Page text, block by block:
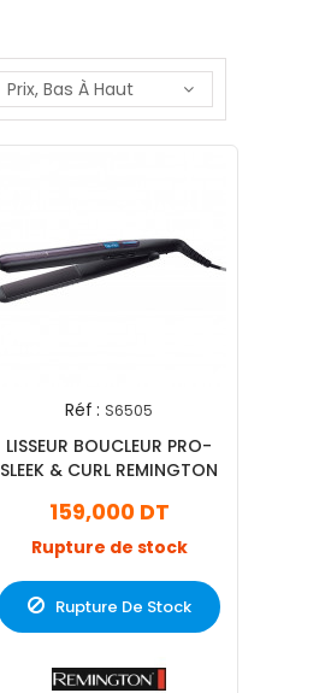
Prix, Bas À Haut
Réf : S6505
LISSEUR BOUCLEUR PRO-
SLEEK & CURL REMINGTON
159,000 DT
Rupture de stock
Rupture De Stock